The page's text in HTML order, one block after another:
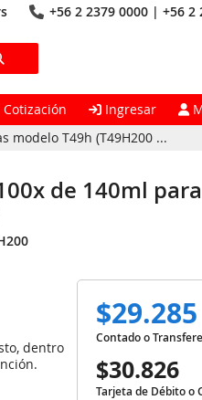
+56 2 2379 0000 | +56 2
Cotización Ingresar
modelo T49h (T49H200 ...
de 140ml
dentro
$29.285
Contado o
$30.826
Tarjeta de Débito o